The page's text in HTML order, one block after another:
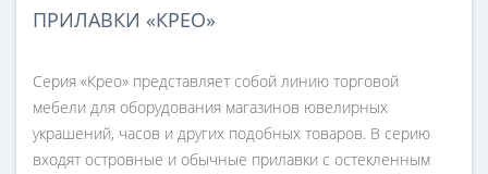
ПРИЛАВКИ «КРЕО»
Серия «Крео» представляет собой линию торговой
мебели для оборудования магазинов ювелирных
украшений, часов и других подобных товаров. В серию
входят островные и обычные прилавки с остекленным